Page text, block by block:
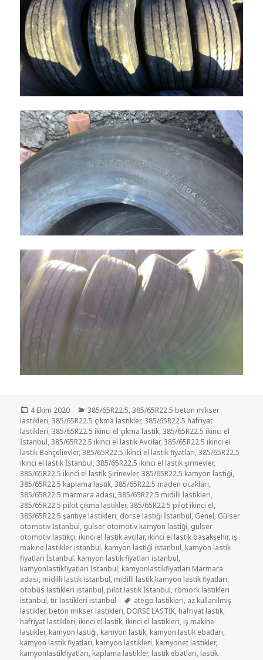
Yayın
tarihi
4 Ekim 2020 Kategoriler
385/65R22.5,385/65R22.5 beton mikser
lastikleri,385/65R22.5 çıkma lastikler,385/65R22.5 hafriyat
lastikleri,385/65R22.5 ikinci el çıkma lastik,385/65R22.5 ikinci el
İstanbul,385/65R22.5 ikinci el lastik Avcılar,385/65R22.5 ikinci el
lastik Bahçelievler,385/65R22.5 ikinci el lastik fiyatları,385/65R22.5
ikinci el lastik İstanbul,385/65R22.5 ikinci el lastik şirinevler,
385/65R22.5 ikinci el lastik Şirinevler,385/65R22.5 kamyon lastiği,
385/65R22.5 kaplama lastik,385/65R22.5 maden ocakları,
385/65R22.5 marmara adası,385/65R22.5 midilli lastikleri,
385/65R22.5 pilot çıkma lastikler,385/65R22.5 pilot ikinci el,
385/65R22.5 şantiye lastikleri, dorse lastiği İstanbul, Genel, Gülser
otomotiv İstanbul, gülser otomotiv kamyon lastiği, gülser
otomotiv lastikçi, ikinci el lastik avcılar, ikinci el lastik başakşehir, iş
makine lastikler istanbul, kamyon lastiği istanbul, kamyon lastik
fiyatlari İstanbul, kamyon lastik fiyatları istanbul,
kamyonlastikfiyatlari İstanbul, kamyonlastikfiyatları Marmara
adası, midilli lastik istanbul, midilli lastik kamyon lastik fiyatları,
otobüs lastikleri istanbul, pilot lastik İstanbul, römork lastikleri
istanbul,tır lastikleri istanbul Etiketler
atego lastikleri, az kullanılmış
lastikler, beton mikser lastikleri, DORSE LASTİK, hafriyat lastik,
hafriyat lastikleri, ikinci el lastik, ikinci el lastikleri, iş makine
lastikler, kamyon lastiği, kamyon lastik, kamyon lastik ebatları,
kamyon lastik fiyatları, kamyon lastikleri, kamyonet lastikler,
kamyonlastikfiyatları, kaplama lastikler, lastik ebatları, lastik